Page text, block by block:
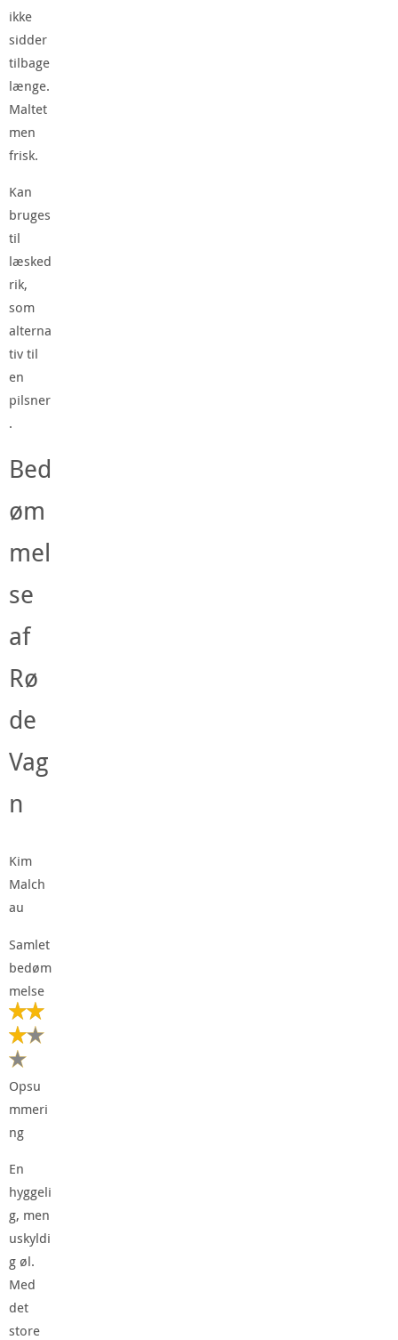
ikke
sidder
tilbage
længe.
Maltet
men
frisk.
Kan
bruges
til
læsked
rik,
som
alterna
tiv til
en
pilsner
.
Bed
øm
mel
se
af
Rø
de
Vag
n
Kim
Malch
au
Samlet
bedøm
melse
Opsu
mmeri
ng
En
hyggeli
g, men
uskyldi
g øl.
Med
det
store